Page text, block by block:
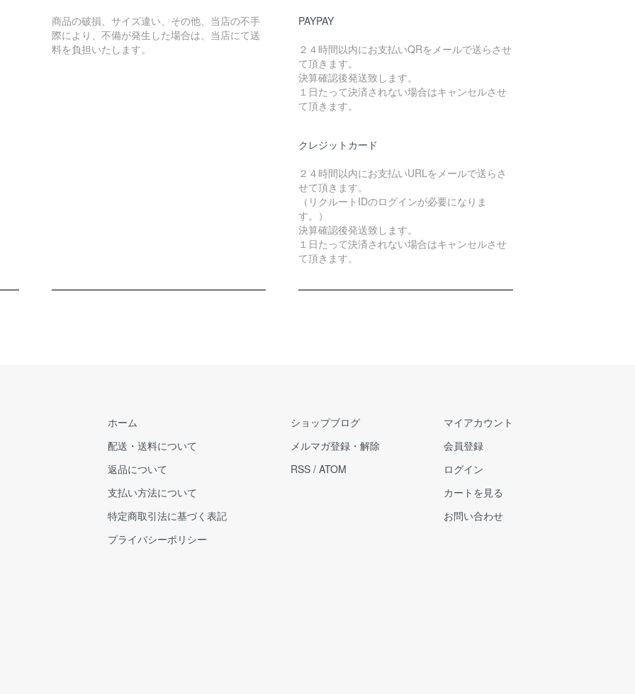
商品の破損、サイズ違い、その他、当店の不手
際により、不備が発生した場合は、当店にて送
料を負担いたします。
PAYPAY
２４時間以内にお支払いQRをメールで送らさせ
て頂きます。
決算確認後発送致します。
１日たって決済されない場合はキャンセルさせ
て頂きます。
クレジットカード
２４時間以内にお支払いURLをメールで送らさ
せて頂きます。
（リクルートIDのログインが必要になりま
す。）
決算確認後発送致します。
１日たって決済されない場合はキャンセルさせ
て頂きます。
ホーム
配送・送料について
返品について
支払い方法について
特定商取引法に基づく表記
プライバシーポリシー
ショップブログ
メルマガ登録・解除
RSS / ATOM
マイアカウント
会員登録
ログイン
カートを見る
お問い合わせ